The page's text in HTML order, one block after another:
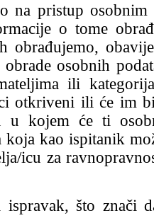
na pristup osobnim
o tome
obrađujemo,
osobnih
ili
otkriveni ili će im
u kojem će ti
kao ispitanik
icu za
što znači